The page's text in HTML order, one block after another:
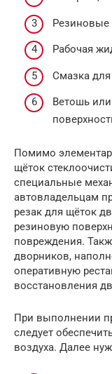
Резиновые
Рабочая
Смазка для
Ветошь или
Помимо
щёток
специальные
автовладельцам
резак для щёток
резиновую
повреждения.
дворников,
оперативную
восстановления
При выполнении
следует
воздуха. Далее